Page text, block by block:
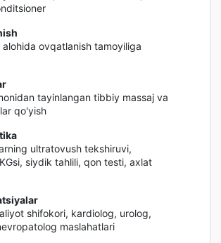
ovqatlanish tamoyiliga
tayinlangan tibbiy massaj va
qo'yish
ultratovush tekshiruvi,
siydik tahlili, qon testi, axlat
shifokori, kardiolog, urolog,
maslahatlari